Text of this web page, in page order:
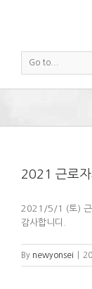
Go to...
2021 근로자
2021/5/1 (토) 근
감사합니디.
By newyonsei